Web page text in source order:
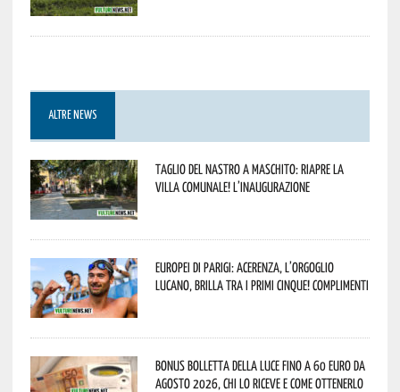
ALTRE NEWS
Taglio del nastro a Maschito: riapre la
Villa Comunale! L’inaugurazione
Europei di Parigi: Acerenza, l’orgoglio
lucano, brilla tra i primi cinque! Complimenti
Bonus bolletta della luce fino a 60 euro da
agosto 2026, chi lo riceve e come ottenerlo